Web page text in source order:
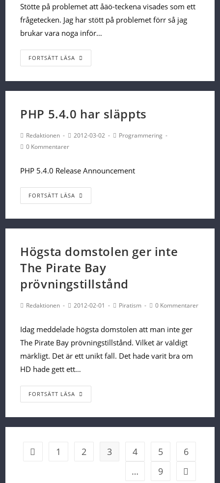
Stötte på problemet att åäö-teckena visades som ett
frågetecken. Jag har stött på problemet förr så jag
brukar vara noga inför…
FORTSÄTT LÄSA
med
MySQL
PHP 5.4.0 har släppts
PostRedaktionen
Post2012-03-02
PostProgrammering
Post0 Kommentarer
PHP 5.4.0 Release Announcement
FORTSÄTT LÄSA
5.4.0
har
Högsta domstolen ger inte
The Pirate Bay
prövningstillstånd
PostRedaktionen
Post2012-02-01
PostPiratism
Post0 Kommentarer
Idag meddelade högsta domstolen att man inte ger
The Pirate Bay prövningstillstånd. Vilket är väldigt
märkligt. Det är ett unikt fall. Det hade varit bra om
HD hade gett ett…
FORTSÄTT LÄSA
domstolen
ger
Pirate
Go to the previous page
1 2 3 4 5
6
…
9 Go to